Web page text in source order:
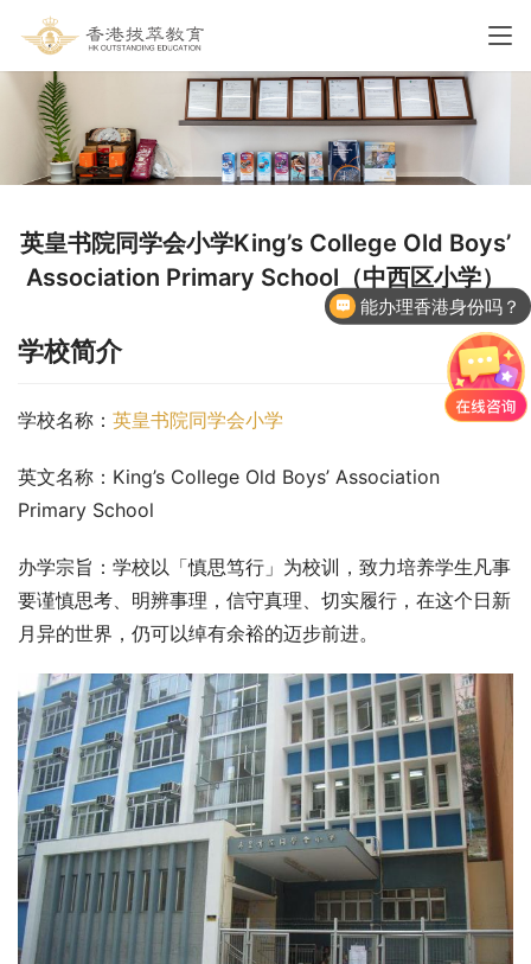
英皇书院同学会小学King’s College Old Boys’
Association Primary School（中西区小学）
学校简介
学校名称： 英皇书院同学会小学
英文名称：King’s College Old Boys’ Association
Primary School
办学宗旨：学校以「慎思笃行」为校训，致力培养学生凡事
要谨慎思考、明辨事理，信守真理、切实履行，在这个日新
月异的世界，仍可以绰有余裕的迈步前进。
能办理香港身份吗？
香港国际学校申请